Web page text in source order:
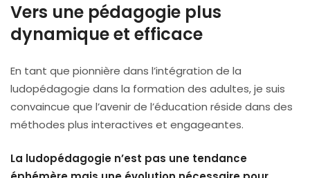
Vers une pédagogie plus
dynamique et efficace
En tant que pionnière dans l’intégration de la
ludopédagogie dans la formation des adultes, je suis
convaincue que l’avenir de l’éducation réside dans des
méthodes plus interactives et engageantes.
La ludopédagogie n’est pas une tendance